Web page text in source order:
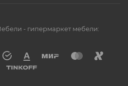
- гипермаркет мебели: